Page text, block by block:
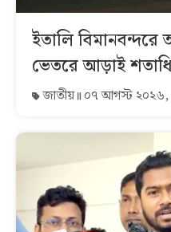
ইতালি বিমানবন্দরে
ভেতরে আড়াই
জাতীয় ০৭ আগস্ট